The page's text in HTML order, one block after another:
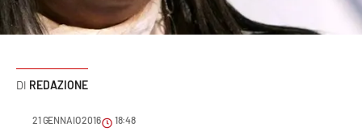
Sport
REDAZIONE
21 GENNAIO 2016 18:48